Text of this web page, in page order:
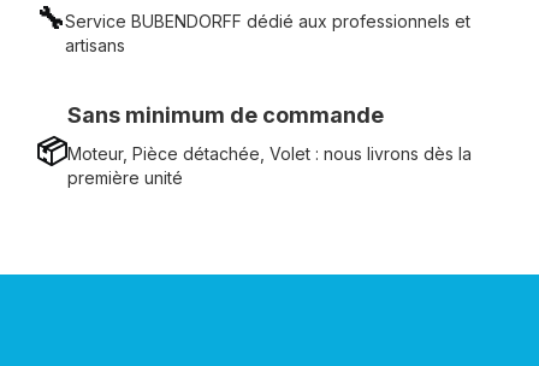
🔧Service BUBENDORFF dédié aux professionnels et
artisans
📦
Sans minimum de commande
Moteur, Pièce détachée, Volet : nous livrons dès la
première unité